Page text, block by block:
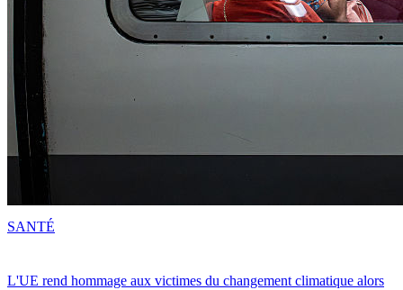
L'UE rend hommage aux victimes du changement climatique alors
SANTÉ